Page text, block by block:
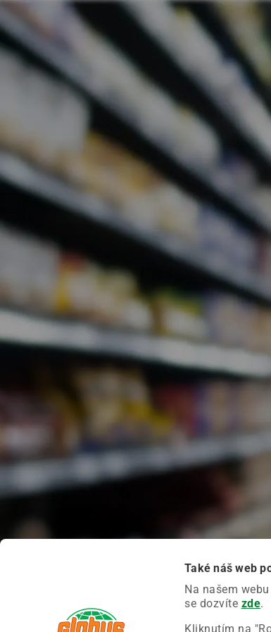
Také náš web
Na našem
se dozvíte zde.
Kliknutím na